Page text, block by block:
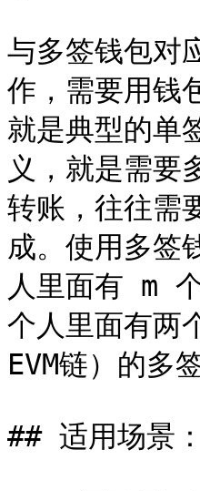
与多签钱包对
作，需要用钱
就是典型的单
义，就是需要
转账，往往需
成。使用多
人里面有 m
个人里面有两
EVM链）的
## 适用场景：